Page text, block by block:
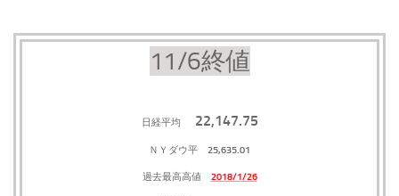
11/6終値
日経平均 22,147.75
ＮＹダウ平 25,635.01
過去最高高値 2018/1/26